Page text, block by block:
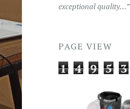
exceptional quality…”
PAGE VIEW
1 4 9 5 3